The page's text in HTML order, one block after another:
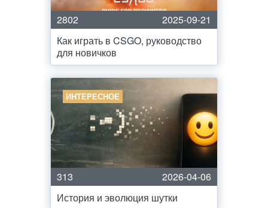
2802
2025-09-21
Как играть в CSGO, руководство
для новичков
ИНТЕРЕСНОЕ
313
2026-04-06
История и эволюция шутки